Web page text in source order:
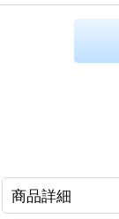
商品詳細